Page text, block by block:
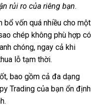
rủi ro của riêng bạn.
bổ vốn quá nhiều cho một
chép không phù hợp có
chóng, ngay cả khi
lỗ tạm thời.
bao gồm cả đa dạng
Trading của bạn ổn định